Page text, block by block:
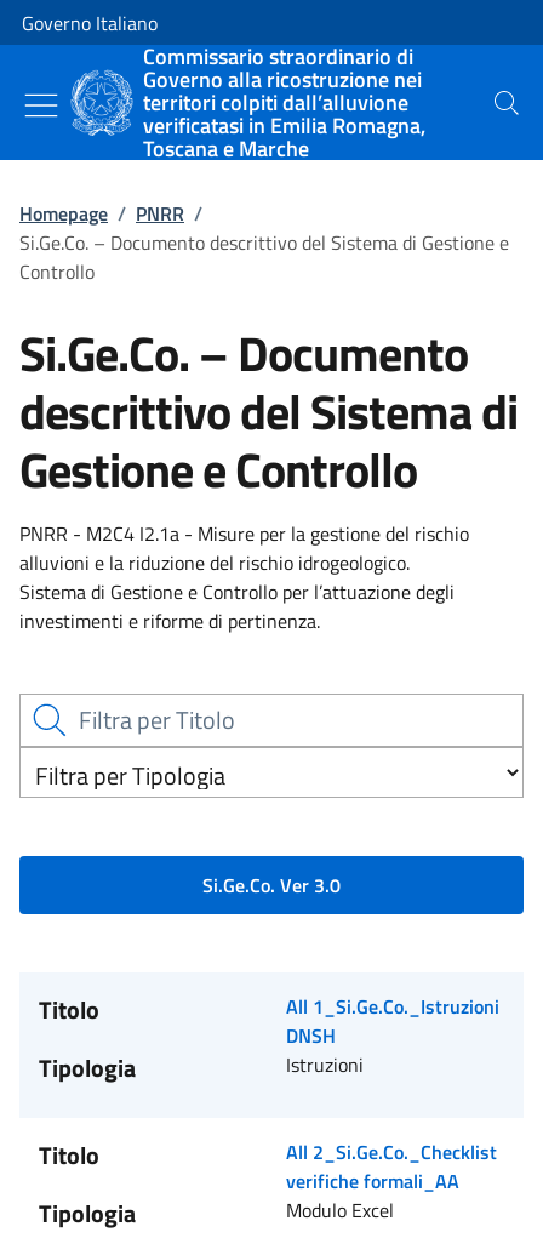
Vai al contenuto
Vai alla navigazione del sito
Governo Italiano
Commissario straordinario di
Governo alla ricostruzione nei
territori colpiti dall’alluvione
verificatasi in Emilia Romagna,
Toscana e Marche
Cerca
Homepage / PNRR /
Si.Ge.Co. – Documento descrittivo del Sistema di Gestione e
Controllo
Si.Ge.Co. – Documento
descrittivo del Sistema di
Gestione e Controllo
PNRR - M2C4 I2.1a - Misure per la gestione del rischio
alluvioni e la riduzione del rischio idrogeologico.
Sistema di Gestione e Controllo per l’attuazione degli
investimenti e riforme di pertinenza.
Si.Ge.Co. Ver 3.0
Titolo
All 1_Si.Ge.Co._Istruzioni
DNSH
Tipologia Istruzioni
Titolo
All 2_Si.Ge.Co._Checklist
verifiche formali_AA
Tipologia Modulo Excel